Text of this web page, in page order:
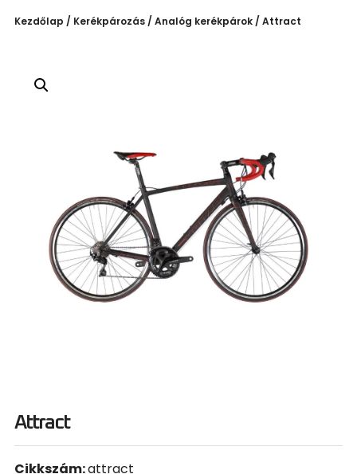
Kezdőlap / Kerékpározás / Analóg kerékpárok / Attract
Attract
Cikkszám:attract